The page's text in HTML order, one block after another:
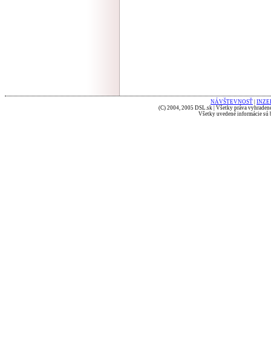
NÁVŠTEVNOSŤ
(C) 2004, 2005 DSL.sk | Všetky práva
Všetky uvedené informácie sú